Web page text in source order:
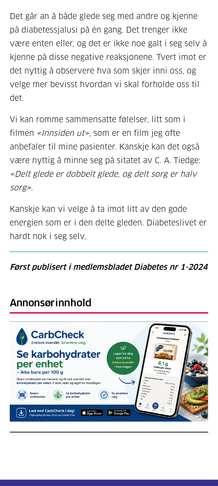
Det går an å både glede seg med andre og kjenne
på diabetessjalusi på én gang. Det trenger ikke
være enten eller, og det er ikke noe galt i seg selv å
kjenne på disse negative reaksjonene. Tvert imot er
det nyttig å observere hva som skjer inni oss, og
velge mer bevisst hvordan vi skal forholde oss til
det.
Vi kan romme sammensatte følelser, litt som i
filmen «Innsiden ut» , som er en film jeg ofte
anbefaler til mine pasienter. Kanskje kan det også
være nyttig å minne seg på sitatet av C. A. Tiedge:
«Delt glede er dobbelt glede, og delt sorg er halv
sorg».
Kanskje kan vi velge å ta imot litt av den gode
energien som er i den delte gleden. Diabeteslivet er
hardt nok i seg selv.
Først publisert i medlemsbladet Diabetes nr 1-2024
Annonsørinnhold